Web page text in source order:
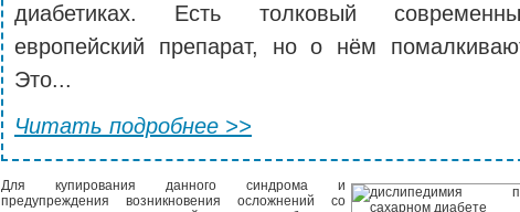
диабетиках. Есть толковый
европейский препарат, но о нём
Это...
Читать подробнее >>
Для купирования данного синдрома и
предупреждения возникновения осложнений со